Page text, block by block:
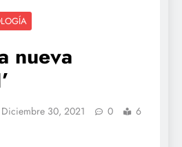
nueva
Diciembre 30, 2021 0
6